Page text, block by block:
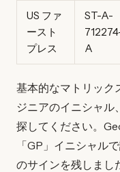
US ファ
ースト
プレス
ST-A-
A
基本的なマトリック
ジニアのイニシャル
探してください。
「GP」イニシャル
のサインを残しまし